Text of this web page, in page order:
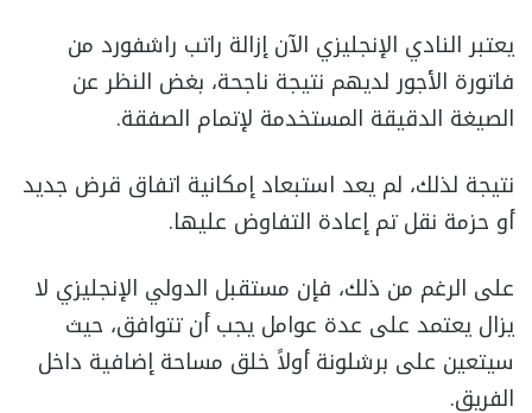
يعتبر النادي الإنجليزي الآن إزالة راتب راشفورد من
فاتورة الأجور لديهم نتيجة ناجحة، بغض النظر عن
الصيغة الدقيقة المستخدمة لإتمام الصفقة.
نتيجة لذلك، لم يعد استبعاد إمكانية اتفاق قرض جديد
أو حزمة نقل تم إعادة التفاوض عليها.
على الرغم من ذلك، فإن مستقبل الدولي الإنجليزي لا
يزال يعتمد على عدة عوامل يجب أن تتوافق، حيث
سيتعين على برشلونة أولاً خلق مساحة إضافية داخل
الفريق.